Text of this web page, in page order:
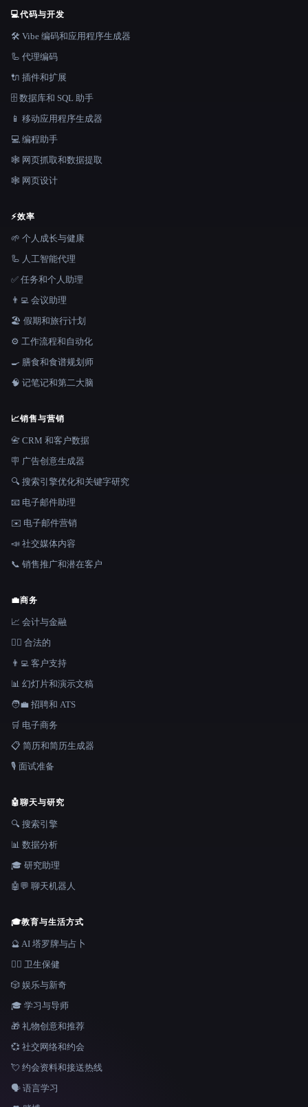
💻代码与开发
🛠️ Vibe 编码和应用程序生成器
🦾 代理编码
🔌 插件和扩展
🗄️ 数据库和 SQL 助手
📱 移动应用程序生成器
💻 编程助手
🕸️ 网页抓取和数据提取
🕸 网页设计
⚡效率
🌱 个人成长与健康
🦾 人工智能代理
✅ 任务和个人助理
👨‍💻 会议助理
🏖 假期和旅行计划
⚙️ 工作流程和自动化
🍳 膳食和食谱规划师
🧠 记笔记和第二大脑
📈销售与营销
📇 CRM 和客户数据
🪧 广告创意生成器
🔍 搜索引擎优化和关键字研究
📧 电子邮件助理
✉️ 电子邮件营销
📣 社交媒体内容
📞 销售推广和潜在客户
💼商务
📈 会计与金融
👩‍⚖️ 合法的
👨‍💻 客户支持
📊 幻灯片和演示文稿
🧑‍💼 招聘和 ATS
🛒 电子商务
📋 简历和简历生成器
🎙️ 面试准备
🤖聊天与研究
🔍 搜索引擎
📊 数据分析
🎓 研究助理
🤖💬 聊天机器人
🎓教育与生活方式
🔮 AI 塔罗牌与占卜
👩‍⚕️ 卫生保健
🎲 娱乐与新奇
🎓 学习与导师
🎁 礼物创意和推荐
💞 社交网络和约会
💘 约会资料和接送热线
🗣️ 语言学习